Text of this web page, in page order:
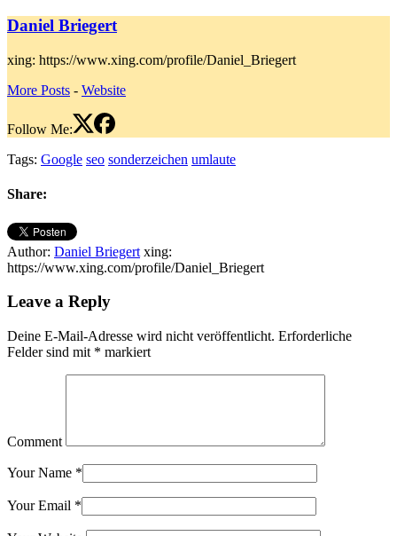
Daniel Briegert
xing: https://www.xing.com/profile/Daniel_Briegert
More Posts - Website
Follow Me:
Tags: Google seo sonderzeichen umlaute
Share:
Author: Daniel Briegert xing:
https://www.xing.com/profile/Daniel_Briegert
Leave a Reply
Deine E-Mail-Adresse wird nicht veröffentlicht. Erforderliche
Felder sind mit * markiert
Comment
Your Name *
Your Email *